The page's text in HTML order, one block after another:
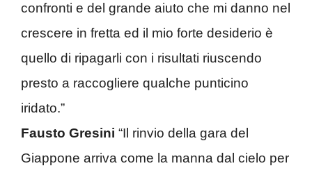
confronti e del grande aiuto che mi danno nel
crescere in fretta ed il mio forte desiderio è
quello di ripagarli con i risultati riuscendo
presto a raccogliere qualche punticino
iridato.”
Fausto Gresini “Il rinvio della gara del
Giappone arriva come la manna dal cielo per